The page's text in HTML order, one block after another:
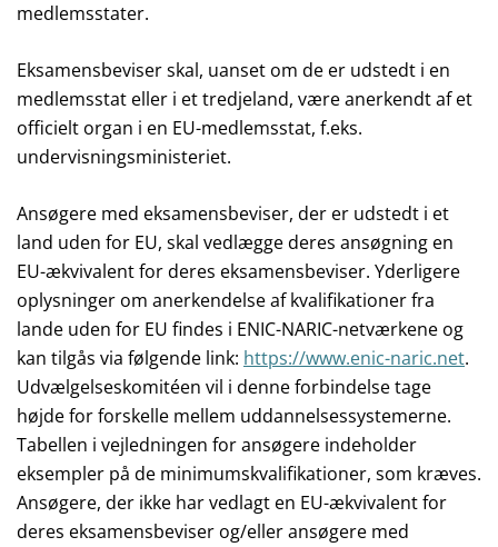
medlemsstater.
Eksamensbeviser skal, uanset om de er udstedt i en
medlemsstat eller i et tredjeland, være anerkendt af et
officielt organ i en EU-medlemsstat, f.eks.
undervisningsministeriet.
Ansøgere med eksamensbeviser, der er udstedt i et
land uden for EU, skal vedlægge deres ansøgning en
EU-ækvivalent for deres eksamensbeviser. Yderligere
oplysninger om anerkendelse af kvalifikationer fra
lande uden for EU findes i ENIC-NARIC-netværkene og
kan tilgås via følgende link: https://www.enic-naric.net.
Udvælgelseskomitéen vil i denne forbindelse tage
højde for forskelle mellem uddannelsessystemerne.
Tabellen i vejledningen for ansøgere indeholder
eksempler på de minimumskvalifikationer, som kræves.
Ansøgere, der ikke har vedlagt en EU-ækvivalent for
deres eksamensbeviser og/eller ansøgere med